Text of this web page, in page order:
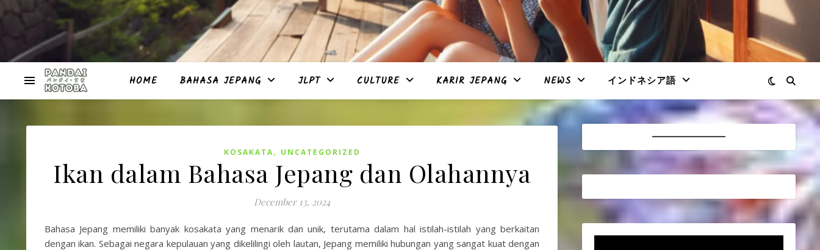
HOME BAHASA JEPANG JLPT CULTURE KARIR JEPANG NEWS インドネシア語
KOSAKATA, UNCATEGORIZED
Ikan dalam Bahasa Jepang dan Olahannya
December 13, 2024
Bahasa Jepang memiliki banyak kosakata yang menarik dan unik, terutama dalam hal istilah-istilah yang berkaitan
dengan ikan. Sebagai negara kepulauan yang dikelilingi oleh lautan, Jepang memiliki hubungan yang sangat kuat dengan